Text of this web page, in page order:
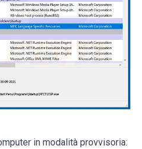
in modalità provvisoria: